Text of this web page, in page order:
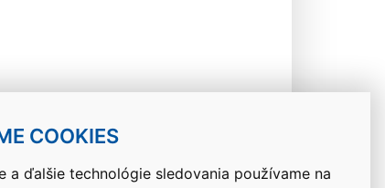
COOKIES
a ďalšie technológie sledovania používame na